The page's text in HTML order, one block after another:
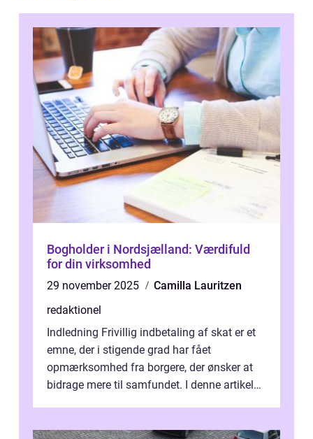
Bogholder i Nordsjælland: Værdifuld
for din virksomhed
29 november 2025
Camilla Lauritzen
redaktionel
Indledning Frivillig indbetaling af skat er et
emne, der i stigende grad har fået
opmærksomhed fra borgere, der ønsker at
bidrage mere til samfundet. I denne artikel